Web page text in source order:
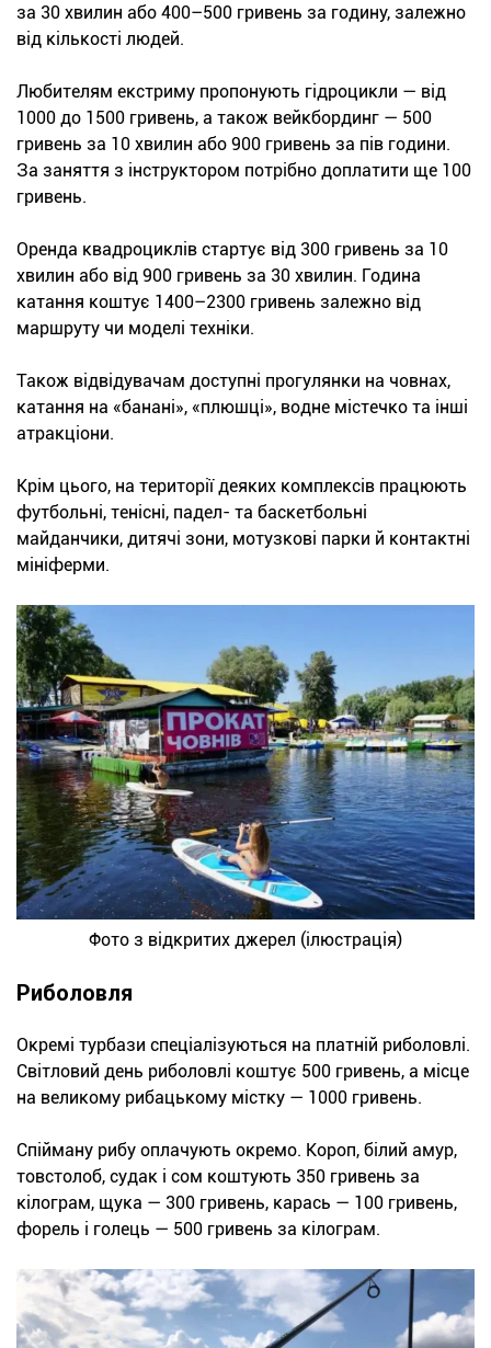
за 30 хвилин або 400–500 гривень за годину, залежно
від кількості людей.
Любителям екстриму пропонують гідроцикли — від
1000 до 1500 гривень, а також вейкбординг — 500
гривень за 10 хвилин або 900 гривень за пів години.
За заняття з інструктором потрібно доплатити ще 100
гривень.
Оренда квадроциклів стартує від 300 гривень за 10
хвилин або від 900 гривень за 30 хвилин. Година
катання коштує 1400–2300 гривень залежно від
маршруту чи моделі техніки.
Також відвідувачам доступні прогулянки на човнах,
катання на «банані», «плюшці», водне містечко та інші
атракціони.
Крім цього, на території деяких комплексів працюють
футбольні, тенісні, падел- та баскетбольні
майданчики, дитячі зони, мотузкові парки й контактні
мініферми.
Фото з відкритих джерел (ілюстрація)
Риболовля
Окремі турбази спеціалізуються на платній риболовлі.
Світловий день риболовлі коштує 500 гривень, а місце
на великому рибацькому містку — 1000 гривень.
Спійману рибу оплачують окремо. Короп, білий амур,
товстолоб, судак і сом коштують 350 гривень за
кілограм, щука — 300 гривень, карась — 100 гривень,
форель і голець — 500 гривень за кілограм.